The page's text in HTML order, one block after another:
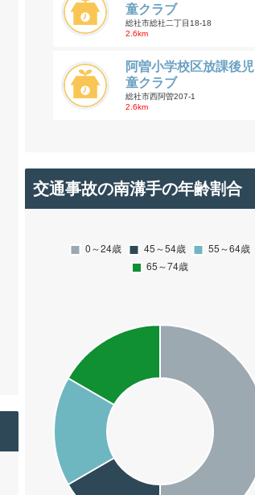
童クラブ
総社市総社二丁目18-18
2.6km
阿曽小学校区放課後児
童クラブ
総社市西阿曽207-1
2.6km
交通事故の南溝手の年齢割合